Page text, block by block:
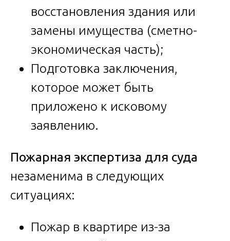
восстановления здания или
замены имущества (сметно-
экономическая часть);
Подготовка заключения,
которое может быть
приложено к исковому
заявлению.
Пожарная экспертиза для суда
незаменима в следующих
ситуациях:
Пожар в квартире из-за